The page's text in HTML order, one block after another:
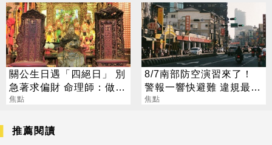
關公生日遇「四絕日」 別
急著求偏財 命理師：做1
事更有效
焦點
8/7南部防空演習來了！
警報一響快避難 違規最高
開罰15萬
焦點
推薦閱讀